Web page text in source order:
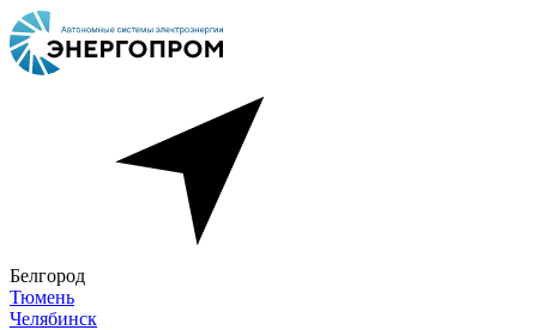
Белгород
Тюмень
Челябинск